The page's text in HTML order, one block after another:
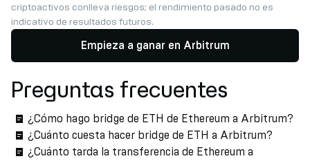
criptoactivos conlleva riesgos; el rendimiento pasado no es
indicativo de resultados futuros.
Empieza a ganar en Arbitrum
Preguntas frecuentes
¿Cómo hago bridge de ETH de Ethereum a Arbitrum?
¿Cuánto cuesta hacer bridge de ETH a Arbitrum?
¿Cuánto tarda la transferencia de Ethereum a